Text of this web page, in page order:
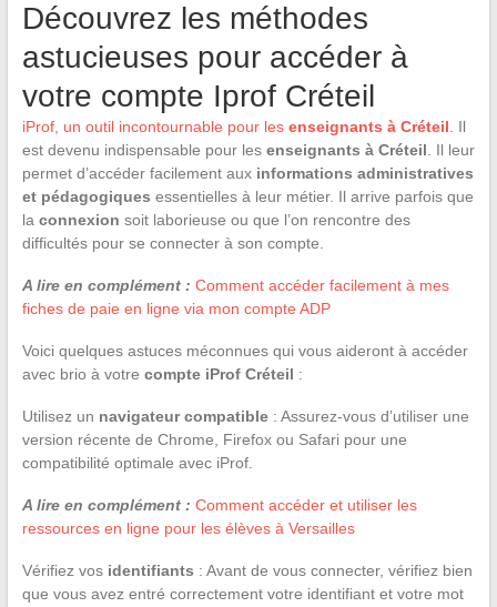
Découvrez les méthodes
astucieuses pour accéder à
votre compte Iprof Créteil
iProf, un outil incontournable pour les enseignants à Créteil . Il
est devenu indispensable pour les enseignants à Créteil . Il leur
permet d’accéder facilement aux informations administratives
et pédagogiques essentielles à leur métier. Il arrive parfois que
la connexion soit laborieuse ou que l’on rencontre des
difficultés pour se connecter à son compte.
A lire en complément : Comment accéder facilement à mes
fiches de paie en ligne via mon compte ADP
Voici quelques astuces méconnues qui vous aideront à accéder
avec brio à votre compte iProf Créteil :
Utilisez un navigateur compatible: Assurez-vous d’utiliser une
version récente de Chrome, Firefox ou Safari pour une
compatibilité optimale avec iProf.
A lire en complément : Comment accéder et utiliser les
ressources en ligne pour les élèves à Versailles
Vérifiez vos identifiants : Avant de vous connecter, vérifiez bien
que vous avez entré correctement votre identifiant et votre mot